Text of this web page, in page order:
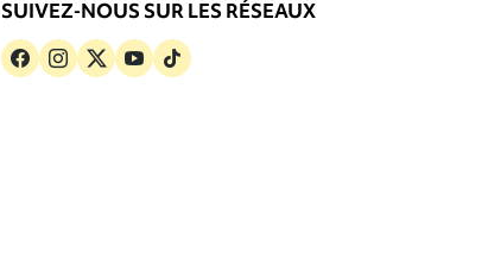
SUIVEZ-NOUS SUR LES RÉSEAUX